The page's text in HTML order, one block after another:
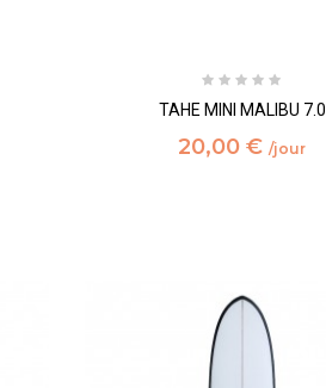
TAHE MINI MALIBU 7.0
20,00 €/jour